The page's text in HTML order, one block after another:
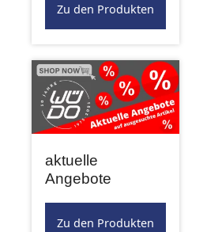
Zu den Produkten
aktuelle
Angebote
Zu den Produkten